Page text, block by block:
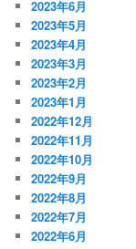
2023年6月
2023年5月
2023年4月
2023年3月
2023年2月
2023年1月
2022年12月
2022年11月
2022年10月
2022年9月
2022年8月
2022年7月
2022年6月